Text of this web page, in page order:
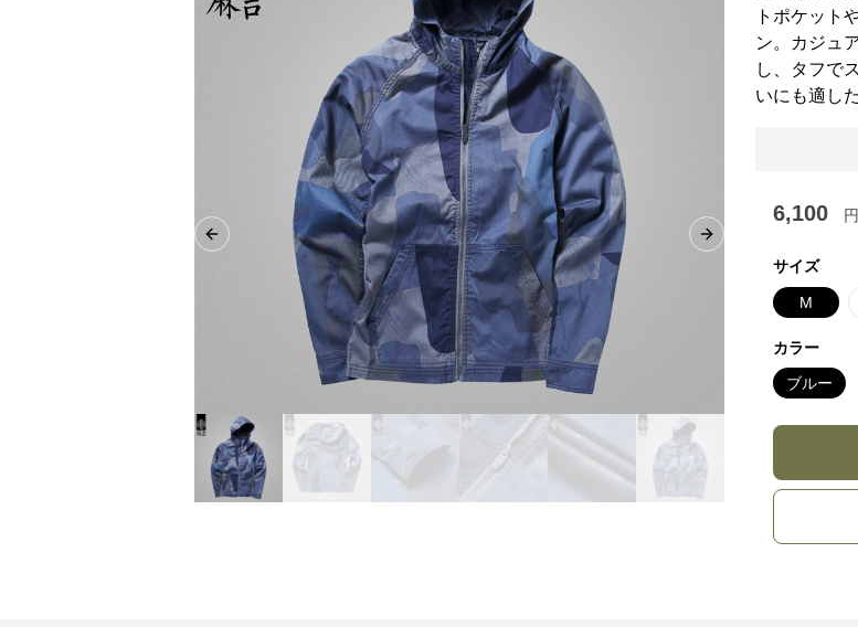
Previous slide Next slide
トポケット
ン。カジュ
し、タフで
いにも適し
6,100 円
サイズ
M
カラー
ブルー